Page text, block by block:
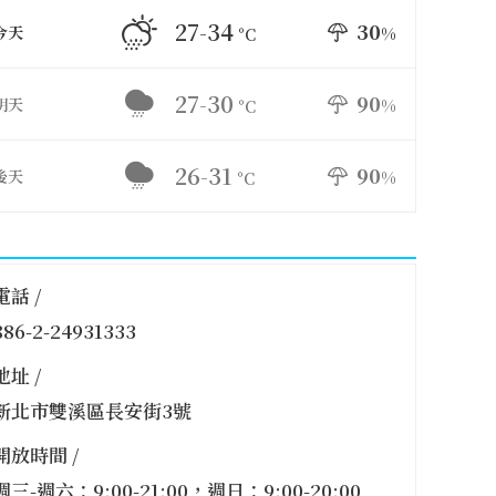
天 27-34 °C 30%
天 27-30 °C 90%
天 26-31 °C 90%
話 /
2-24931333
址 /
北市雙溪區長安街3號
放時間 /
三-週六：9:00-21:00，週日：9:00-20:00